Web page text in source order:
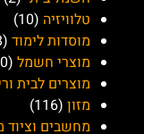
טלוויזיה (10)
מוסדות לימוד(8)
מוצרי חשמל(120)
מוצרים לבית
מזון(116)
מחשבים וציוד